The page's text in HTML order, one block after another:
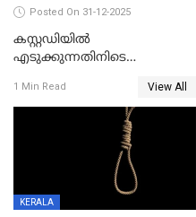
Posted On 31-12-2025
കസ്റ്റഡിയിൽ
എടുക്കുന്നതിനിടെ
വധശ്രമക്കേസ് പ്രതി പിടിയിൽ
1 Min Read View All
KERALA